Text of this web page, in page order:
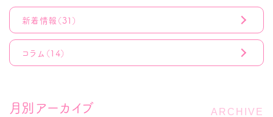
新着情報 （31）
コラム （14）
月別アーカイブ